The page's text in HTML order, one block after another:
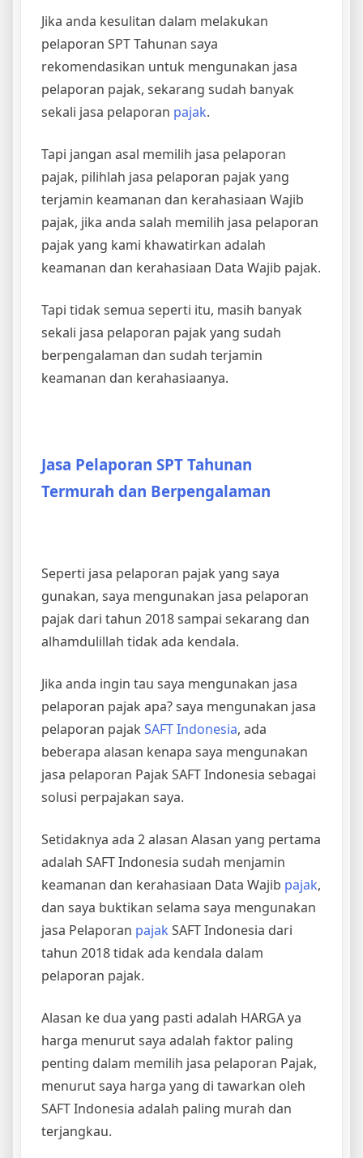
Jika anda kesulitan dalam melakukan
pelaporan SPT Tahunan saya
rekomendasikan untuk mengunakan jasa
pelaporan pajak, sekarang sudah banyak
sekali jasa pelaporan pajak.
Tapi jangan asal memilih jasa pelaporan
pajak, pilihlah jasa pelaporan pajak yang
terjamin keamanan dan kerahasiaan Wajib
pajak, jika anda salah memilih jasa pelaporan
pajak yang kami khawatirkan adalah
keamanan dan kerahasiaan Data Wajib pajak.
Tapi tidak semua seperti itu, masih banyak
sekali jasa pelaporan pajak yang sudah
berpengalaman dan sudah terjamin
keamanan dan kerahasiaanya.
Jasa Pelaporan SPT Tahunan
Termurah dan Berpengalaman
Seperti jasa pelaporan pajak yang saya
gunakan, saya mengunakan jasa pelaporan
pajak dari tahun 2018 sampai sekarang dan
alhamdulillah tidak ada kendala.
Jika anda ingin tau saya mengunakan jasa
pelaporan pajak apa? saya mengunakan jasa
pelaporan pajak SAFT Indonesia, ada
beberapa alasan kenapa saya mengunakan
jasa pelaporan Pajak SAFT Indonesia sebagai
solusi perpajakan saya.
Setidaknya ada 2 alasan Alasan yang pertama
adalah SAFT Indonesia sudah menjamin
keamanan dan kerahasiaan Data Wajib pajak,
dan saya buktikan selama saya mengunakan
jasa Pelaporan pajak SAFT Indonesia dari
tahun 2018 tidak ada kendala dalam
pelaporan pajak.
Alasan ke dua yang pasti adalah HARGA ya
harga menurut saya adalah faktor paling
penting dalam memilih jasa pelaporan Pajak,
menurut saya harga yang di tawarkan oleh
SAFT Indonesia adalah paling murah dan
terjangkau.